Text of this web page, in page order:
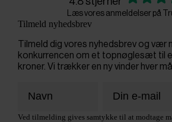
Læs vores anmeldelser på
Tilmeld nyhedsbrev
Tilmeld dig vores nyhedsbrev og vær
konkurrencen om et topnøglesæt til
kroner. Vi trækker en ny vinder hver
Ved tilmelding gives samtykke til at modtage